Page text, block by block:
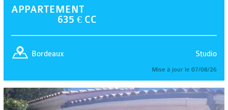
APPARTEMENT
635 € CC
Studio
Bordeaux
Mise à jour le 07/08/26